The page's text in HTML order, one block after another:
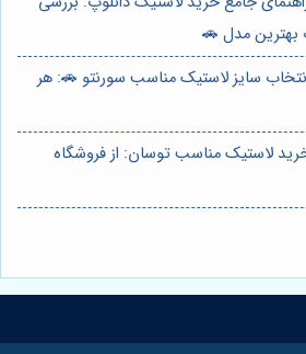
بهترین مدل 🚗
سایز لاستیک مناسب سورنتو 🚗: هر
لاستیک مناسب توسان: از فروشگاه